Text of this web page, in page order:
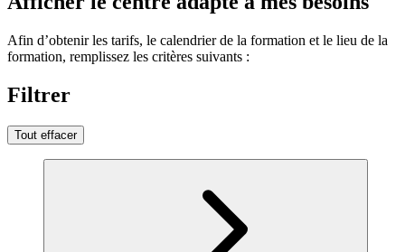
Afin d’obtenir les tarifs, le calendrier de la formation et le lieu de la
formation, remplissez les critères suivants :
Filtrer
Tout effacer